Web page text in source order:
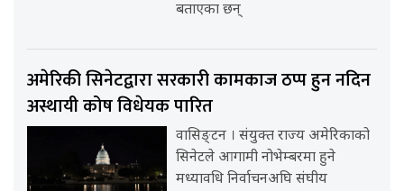
बताएका छन्
अमेरिकी सिनेटद्वारा सरकारी कामकाज ठप्प हुन नदिन
अस्थायी कोष विधेयक पारित
वासिङ्टन । संयुक्त राज्य अमेरिकाको
सिनेटले आगामी नोभेम्बरमा हुने
मध्यावधि निर्वाचनअघि संघीय